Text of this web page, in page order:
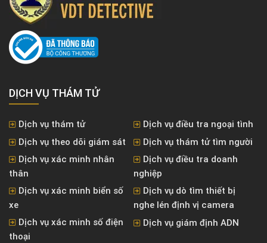
DỊCH VỤ THÁM TỬ
Dịch vụ thám tử
Dịch vụ điều tra ngoại tình
Dịch vụ theo dõi giám sát
Dịch vụ thám tử tìm người
Dịch vụ xác minh nhân
thân
Dịch vụ điều tra doanh
nghiệp
Dịch vụ xác minh biển số
xe
Dịch vụ dò tìm thiết bị
nghe lén định vị camera
Dịch vụ xác minh số điện
thoại
Dịch vụ giám định ADN